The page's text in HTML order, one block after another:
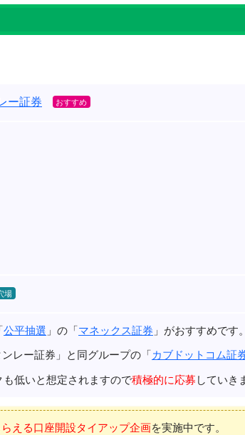
ー証券
公平抽選 」の「マネックス証券 」がおすすめです
レー証券」と同グループの「 カブドットコム証
低いと想定されますので積極的に応募 していき
える口座開設タイアップ企画を実施中です。